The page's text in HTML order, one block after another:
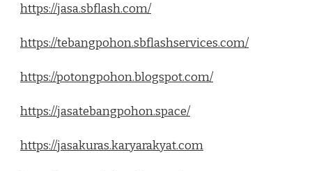
https://jasa.sbflash.com/
https://tebangpohon.sbflashservices.com/
https://potongpohon.blogspot.com/
https://jasatebangpohon.space/
https://jasakuras.karyarakyat.com